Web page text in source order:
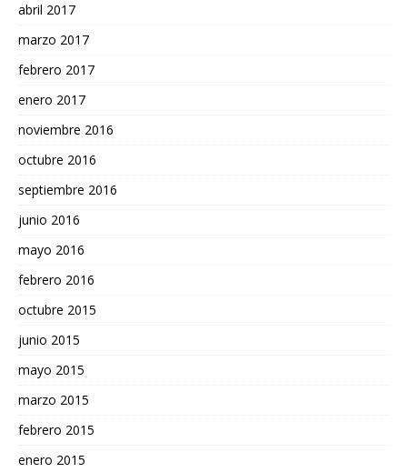
abril 2017
marzo 2017
febrero 2017
enero 2017
noviembre 2016
octubre 2016
septiembre 2016
junio 2016
mayo 2016
febrero 2016
octubre 2015
junio 2015
mayo 2015
marzo 2015
febrero 2015
enero 2015